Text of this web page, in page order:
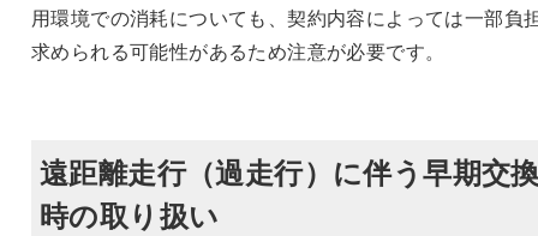
用環境での消耗についても、契約内容によっては一部負
求められる可能性があるため注意が必要です。
遠距離走行（過走行）に伴う早期交
時の取り扱い